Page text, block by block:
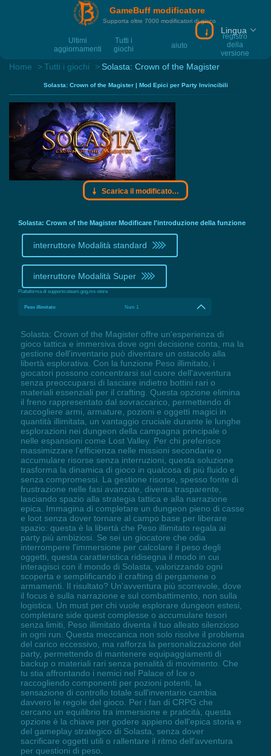
GameBuff modificatore
Supporta oltre 7000 modificatori di gioco
Ultimi
aggiornamenti
Tutti i
giochi
aiuto
registro
della
versione
Scarica il
Lingua
Home Tutti i giochi Solasta: Crown of the Magister
Solasta: Crown of the Magister | Mod Epici per Party Invincibili
Scarica il modificatore Gamebuff
Solasta: Crown of the Magister Modificare l'introduzione della funzione
interruttore Modalità standard
interruttore Modalità Super
Piattaforma di supporto:steam,gog,ms-store
Peso illimitato Num 1
Solasta: Crown of the Magister offre un'esperienza di
gioco tattica e immersiva dove ogni decisione conta, ma la
gestione dell'inventario può diventare un ostacolo alla
libertà esplorativa. Con la funzione Peso illimitato, i
giocatori possono concentrarsi sul cuore dell'avventura
senza preoccuparsi di lasciare indietro bottini rari o
materiali essenziali per il crafting. Questa opzione elimina
il freno rappresentato dal sovraccarico, permettendo di
raccogliere armi, armature, pozioni e oggetti magici in
quantità illimitata, un vantaggio cruciale durante le lunghe
esplorazioni nei dungeon della campagna principale o
nelle espansioni come Lost Valley. Per chi preferisce
massimizzare l'efficienza nelle missioni secondarie o
accumulare risorse senza interruzioni, questa soluzione
trasforma la dinamica di gioco in qualcosa di più fluido e
senza compromessi. La gestione risorse, spesso fonte di
frustrazione nelle fasi avanzate, diventa trasparente,
lasciando spazio alla strategia tattica e alla narrazione
epica. Immagina di completare un dungeon pieno di casse
e loot senza dover tornare al campo base per liberare
spazio: questa è la libertà che Peso illimitato regala ai
party più ambiziosi. Se sei un giocatore che odia
interrompere l'immersione per calcolare il peso degli
oggetti, questa caratteristica ridisegna il modo in cui
interagisci con il mondo di Solasta, valorizzando ogni
scoperta e semplificando il crafting di pergamene o
armamenti. Il risultato? Un'avventura più scorrevole, dove
il focus è sulla narrazione e sul combattimento, non sulla
logistica. Un must per chi vuole esplorare dungeon estesi,
completare side quest complesse o accumulare tesori
senza limiti, Peso illimitato diventa il tuo alleato silenzioso
in ogni run. Questa meccanica non solo risolve il problema
del carico eccessivo, ma rafforza la personalizzazione del
party, permettendo di mantenere equipaggiamenti di
backup o materiali rari senza penalità di movimento. Che
tu stia affrontando i nemici nel Palace of Ice o
raccogliendo componenti per pozioni potenti, la
sensazione di controllo totale sull'inventario cambia
davvero le regole del gioco. Per i fan di CRPG che
cercano un equilibrio tra immersione e praticità, questa
opzione è la chiave per godere appieno dell'epica storia e
del gameplay strategico di Solasta, senza dover
sacrificare oggetti utili o rallentare il ritmo dell'avventura
per questioni di peso.